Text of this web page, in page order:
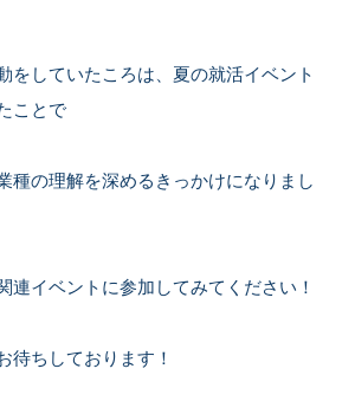
をしていたころは、夏の就活イベント
ことで
種の理解を深めるきっかけになりまし
連イベントに参加してみてください！
待ちしております！